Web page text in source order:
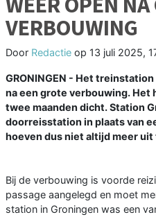
VERBOUWING
Door Redactie op 13 juli 2025,
GRONINGEN - Het
na een grote verbouwing. Het
twee maanden dicht. Station
doorreisstation in plaats van
hoeven dus niet altijd meer uit
Bij de verbouwing is voorde
passage aangelegd en moet
station in Groningen was een